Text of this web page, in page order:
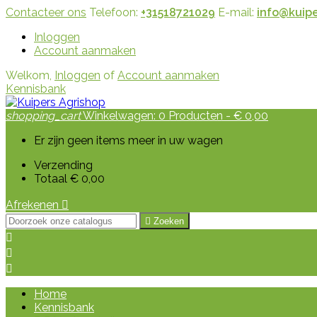
Contacteer ons Telefoon: +31518721029 E-mail:
Inloggen
Account aanmaken
Welkom, Inloggen of Account aanmaken
Kennisbank
shopping_cartWinkelwagen: 0 Producten - € 0,00
Er zijn geen items meer in uw wagen
Verzending
Totaal € 0,00
Afrekenen 
 Zoeken



Home
Kennisbank